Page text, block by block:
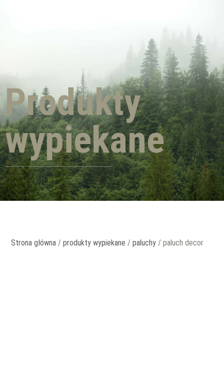
Produkty
wypiekane
Strona główna /produkty wypiekane /paluchy / paluch decor